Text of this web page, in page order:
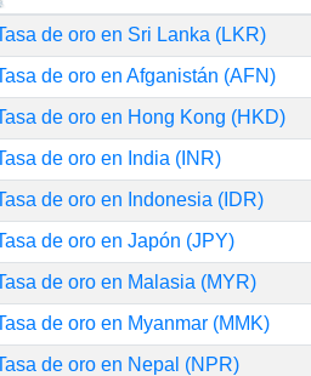
de oro en Sri Lanka (LKR)
de oro en Afganistán (AFN)
de oro en Hong Kong (HKD)
de oro en India (INR)
de oro en Indonesia (IDR)
de oro en Japón (JPY)
de oro en Malasia (MYR)
de oro en Myanmar (MMK)
de oro en Nepal (NPR)